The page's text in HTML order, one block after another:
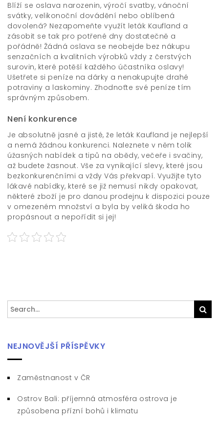
Blíží se oslava narozenin, výročí svatby, vánoční
svátky, velikonoční dovádění nebo oblíbená
dovolená? Nezapomeňte využít leták Kaufland a
zásobit se tak pro potřené dny dostatečně a
pořádně! Žádná oslava se neobejde bez nákupu
senzačních a kvalitních výrobků vždy z čerstvých
surovin, které potěší každého účastníka oslavy!
Ušetřete si peníze na dárky a nenakupujte drahé
potraviny a laskominy. Zhodnoťte své peníze tím
správným způsobem.
Není konkurence
Je absolutně jasné a jisté, že leták Kaufland je nejlepší
a nemá žádnou konkurenci. Naleznete v něm tolik
úžasných nabídek a tipů na obědy, večeře i svačiny,
až budete žasnout. Vše za vynikající slevy, které jsou
bezkonkurenčními a vždy Vás překvapí. Využijte tyto
lákavé nabídky, které se již nemusí nikdy opakovat,
některé zboží je pro danou prodejnu k dispozici pouze
v omezeném množství a byla by veliká škoda ho
propásnout a nepořídit si jej!
Search
for:
NEJNOVĚJŠÍ PŘÍSPĚVKY
Zaměstnanost v ČR
Ostrov Bali: příjemná atmosféra ostrova je
způsobena přízní bohů i klimatu